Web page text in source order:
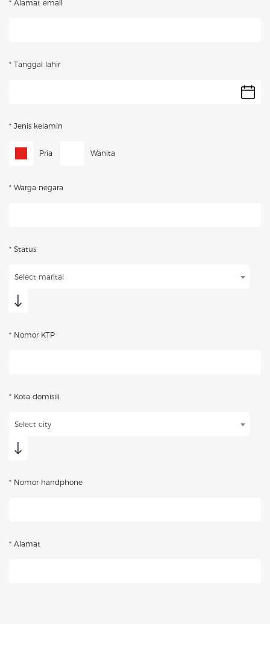
* Alamat email
* Tanggal lahir
* Jenis kelamin
Pria Wanita
* Warga negara
* Status
Select marital
* Nomor KTP
* Kota domisili
Select city
* Nomor handphone
* Alamat